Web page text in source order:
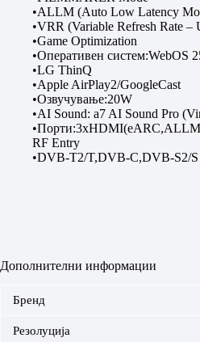
•ALLM (Auto Low Latency
•VRR (Variable Refresh Rate –
•Game Optimization
•Оперативен систем:WebOS
•LG ThinQ
•Apple AirPlay2/GoogleCast
•Озвучување:20W
•AI Sound: a7 AI Sound Pro
RF Entry
•DVB-T2/T,DVB-C,DVB-S2/S
Дополнителни информации
Бренд
Резолуција